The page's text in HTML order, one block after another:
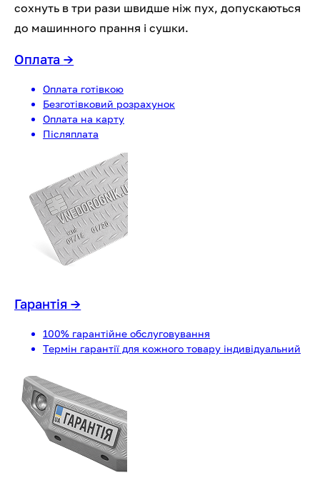
сохнуть в три рази швидше ніж пух, допускаються
до машинного прання і сушки.
Оплата→
Оплата готівкою
Безготівковий розрахунок
Оплата на карту
Післяплата
Гарантія→
100% гарантійне обслуговування
Термін гарантії для кожного товару індивідуальний